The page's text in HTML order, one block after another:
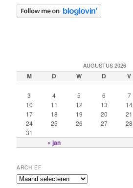
AUGUSTUS 2026
M D W D V
« jan
3
4 5 6 7
10
11 12 13 14
17
18 19 20 21
24
25 26 27 28
31
ARCHIEF